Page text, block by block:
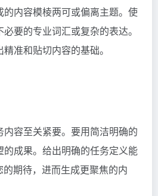
内容模棱两可或偏离主题。使
要的专业词汇或复杂的表达。
准和贴切内容的基础。
容至关紧要。要用简洁明确的
成果。给出明确的任务定义能
期待，进而生成更聚焦的内